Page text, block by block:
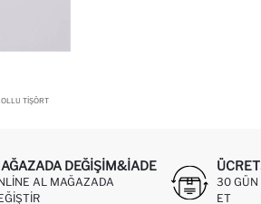
TIŞÖRT
DEĞIŞIM&İADE
AL MAĞAZADA
30 GÜN
ET